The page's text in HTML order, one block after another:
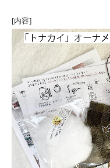
[内容]